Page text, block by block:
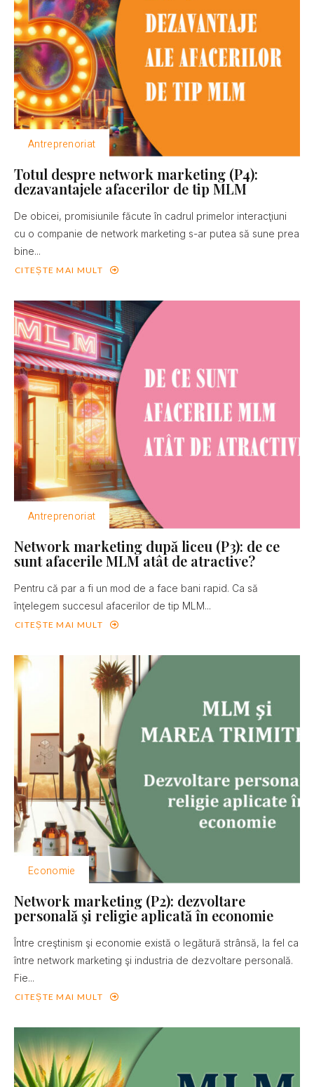
Antreprenoriat
Totul despre network marketing (P4):
dezavantajele afacerilor de tip MLM
De obicei, promisiunile făcute în cadrul primelor interacţiuni
cu o companie de network marketing s-ar putea să sune prea
bine...
CITEȘTE MAI MULT
Antreprenoriat
Network marketing după liceu (P3): de ce
sunt afacerile MLM atât de atractive?
Pentru că par a fi un mod de a face bani rapid. Ca să
înţelegem succesul afacerilor de tip MLM...
CITEȘTE MAI MULT
Economie
Network marketing (P2): dezvoltare
personală şi religie aplicată în economie
Între creştinism şi economie există o legătură strânsă, la fel ca
între network marketing şi industria de dezvoltare personală.
Fie...
CITEȘTE MAI MULT